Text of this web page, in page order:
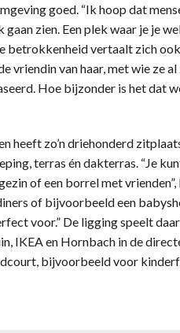
goed. “Ik hoop dat
gaan zien. Een plek waar je je
betrokkenheid vertaalt zich
vriendin van haar, met wie ze
Hoe bijzonder is het dat
heeft zo’n driehonderd
terras én dakterras. “Je
of een borrel met
of bijvoorbeeld een
voor.” De ligging speelt
IKEA en Hornbach in de
bijvoorbeeld voor